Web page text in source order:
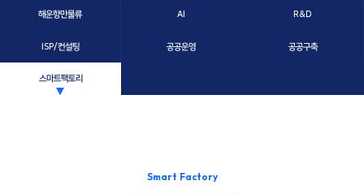
해운항만물류 AI R&D
ISP/컨설팅 공공운영 공공구축
스마트팩토리
Smart Factory